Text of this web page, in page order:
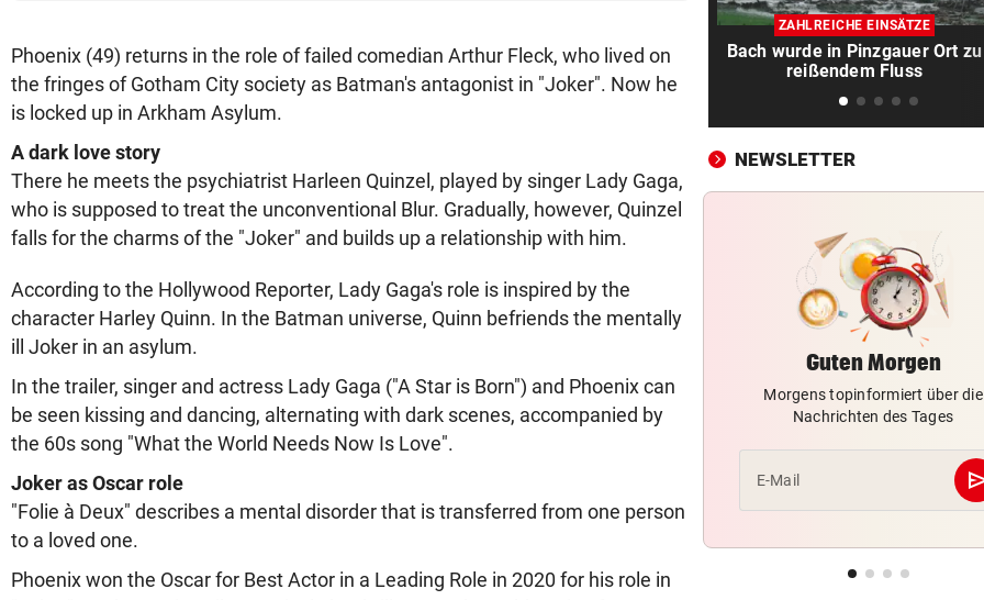
Phoenix (49) returns in the role of failed comedian Arthur Fleck, who lived on
the fringes of Gotham City society as Batman's antagonist in "Joker". Now he
is locked up in Arkham Asylum.
A dark love story
There he meets the psychiatrist Harleen Quinzel, played by singer Lady Gaga,
who is supposed to treat the unconventional Blur. Gradually, however, Quinzel
falls for the charms of the "Joker" and builds up a relationship with him.
According to the Hollywood Reporter, Lady Gaga's role is inspired by the
character Harley Quinn. In the Batman universe, Quinn befriends the mentally
ill Joker in an asylum.
In the trailer, singer and actress Lady Gaga ("A Star is Born") and Phoenix can
be seen kissing and dancing, alternating with dark scenes, accompanied by
the 60s song "What the World Needs Now Is Love".
Joker as Oscar role
"Folie à Deux" describes a mental disorder that is transferred from one person
to a loved one.
Phoenix won the Oscar for Best Actor in a Leading Role in 2020 for his role in
Schon wieder Sprengstoff in
beliebtem See gefunden
Uganda trauert!
Überfall ermordet
„KRONE“-KOMMENTAR vor
UNFALL IN THALGAU vor
Radlerin (32) starb nach
mit Kipplaster
„NICHT WIEDERERKANNT!“ vor
John Goodman: Supermarkt-
Selfie lässt Fans staunen
vor
das wirklich?
ZAHLREICHE EINSÄTZE
Bach wurde in Pinzgauer Ort zu
reißendem Fluss
NEWSLETTER
Guten Morgen
Morgens topinformiert über die
Nachrichten des Tages
E-Mail